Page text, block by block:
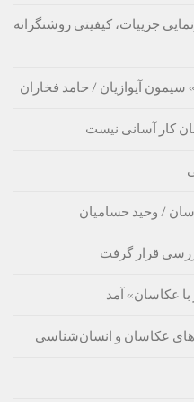
جزییات، کیفیتی روشنگرانه
آیوازیان / حامد فخاران
کار آسانی نیست
قرار گرفت
با عکاسان» آمد
عکاسان و انسان‌شناسی